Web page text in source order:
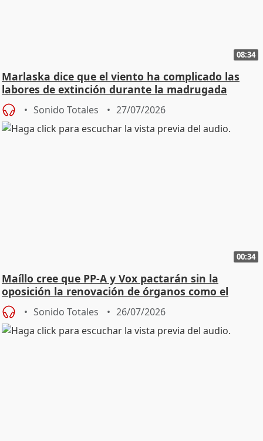
08:34
Marlaska dice que el viento ha complicado las
labores de extinción durante la madrugada
Sonido Totales 27/07/2026
00:34
Maíllo cree que PP-A y Vox pactarán sin la
oposición la renovación de órganos como el
Defensor
Sonido Totales 26/07/2026